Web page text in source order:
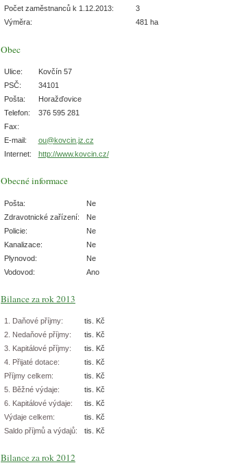
Počet zaměstnanců k 1.12.2013:
3
Výměra:
481 ha
Obec
Ulice:
Kovčín 57
PSČ:
34101
Pošta:
Horažďovice
Telefon:
376 595 281
Fax:
E-mail:
ou@kovcin.jz.cz
Internet:
http://www.kovcin.cz/
Obecné informace
Pošta:
Ne
Zdravotnické zařízení:
Ne
Policie:
Ne
Kanalizace:
Ne
Plynovod:
Ne
Vodovod:
Ano
Bilance za rok 2013
1. Daňové příjmy:
tis. Kč
2. Nedaňové příjmy:
tis. Kč
3. Kapitálové příjmy:
tis. Kč
4. Přijaté dotace:
tis. Kč
Příjmy celkem:
tis. Kč
5. Běžné výdaje:
tis. Kč
6. Kapitálové výdaje:
tis. Kč
Výdaje celkem:
tis. Kč
Saldo příjmů a výdajů:
tis. Kč
Bilance za rok 2012